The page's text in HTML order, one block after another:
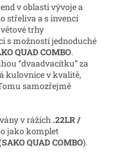
v oblasti vývoje a
střeliva a s invencí
trhy
s možností jednoduché
QUAD COMBO.
“dvaadvacítku” za
kulovnice v kvalitě,
samozřejmě
v rážích .22LR /
jako komplet
SAKO QUAD COMBO).